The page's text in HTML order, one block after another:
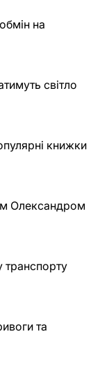
на
світло
книжки
Олександром
транспорту
та